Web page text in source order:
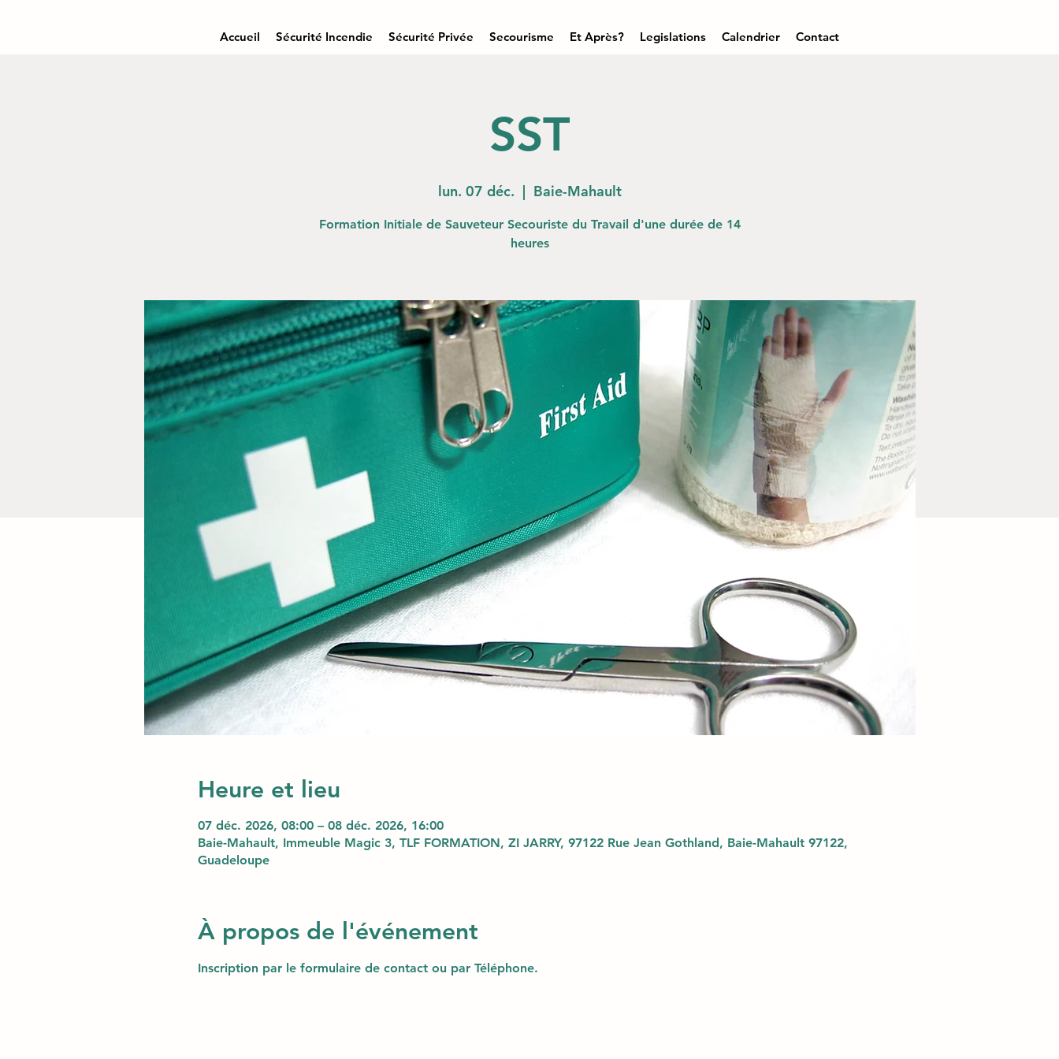
Accueil Sécurité Incendie Sécurité Privée Secourisme Et Après? Legislations Calendrier Contact
SST
lun. 07 déc.
  |
Baie-Mahault
Formation Initiale de Sauveteur Secouriste du Travail d'une durée de 14
heures
Heure et lieu
07 déc. 2026, 08:00 – 08 déc. 2026, 16:00
Baie-Mahault, Immeuble Magic 3, TLF FORMATION, ZI JARRY, 97122 Rue Jean Gothland, Baie-Mahault 97122,
Guadeloupe
À propos de l'événement
Inscription par le formulaire de contact ou par Téléphone.